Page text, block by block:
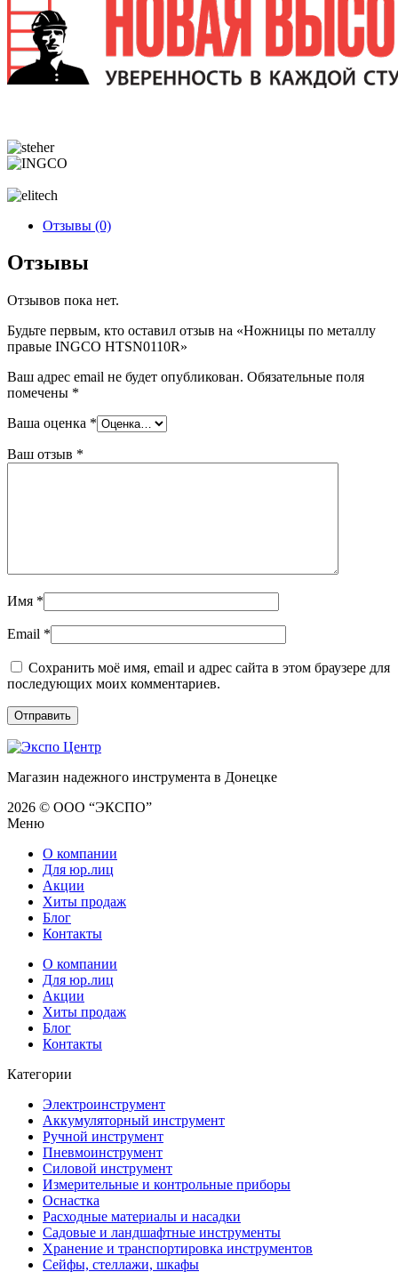
Отзывы (0)
Отзывы
Отзывов пока нет.
Будьте первым, кто оставил отзыв на «Ножницы по металлу
правые INGCO HTSN0110R»
Ваш адрес email не будет опубликован. Обязательные поля
помечены *
Ваша оценка *
Ваш отзыв *
Имя *
Email *
Сохранить моё имя, email и адрес сайта в этом браузере для
последующих моих комментариев.
Магазин надежного инструмента в Донецке
2026 © ООО “ЭКСПО”
Меню
О компании
Для юр.лиц
Акции
Хиты продаж
Блог
Контакты
О компании
Для юр.лиц
Акции
Хиты продаж
Блог
Контакты
Категории
Электроинструмент
Аккумуляторный инструмент
Ручной инструмент
Пневмоинструмент
Силовой инструмент
Измерительные и контрольные приборы
Оснастка
Расходные материалы и насадки
Садовые и ландшафтные инструменты
Хранение и транспортировка инструментов
Сейфы, стеллажи, шкафы